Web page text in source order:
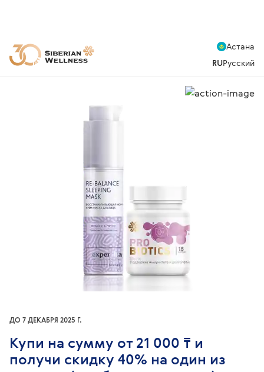
Астана
RUРусский
ДО 7 ДЕКАБРЯ 2025 Г.
Купи на сумму от 21 000 ₸ и
получи скидку 40% на один из